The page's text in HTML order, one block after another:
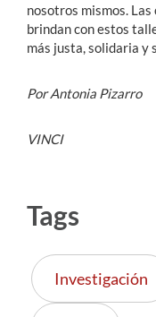
nosotros mismos.
brindan con estos
más justa, solidaria y
Por Antonia Pizarro
VINCI
Tags
Investigación